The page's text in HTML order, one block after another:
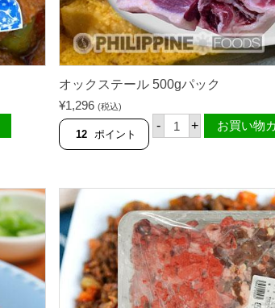
0
g
パ
ッ
ク
個
オックステール 500gパック
¥1,296 (税込)
12 ポイント
- オ
ッ
ル
5
0
0
g
パ
ッ
ク
個
+ お買い物